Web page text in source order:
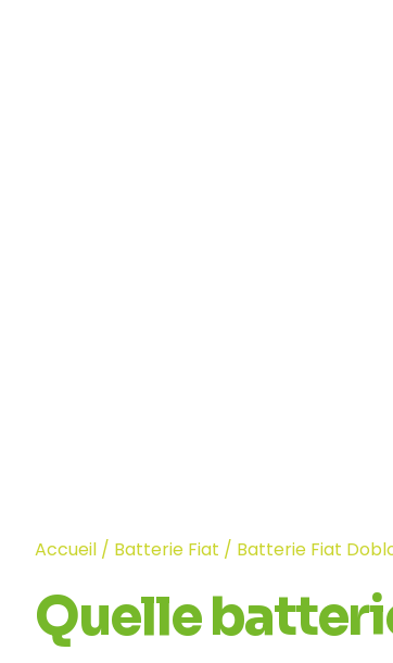
Accueil / Batterie Fiat / Batterie Fiat
Quelle